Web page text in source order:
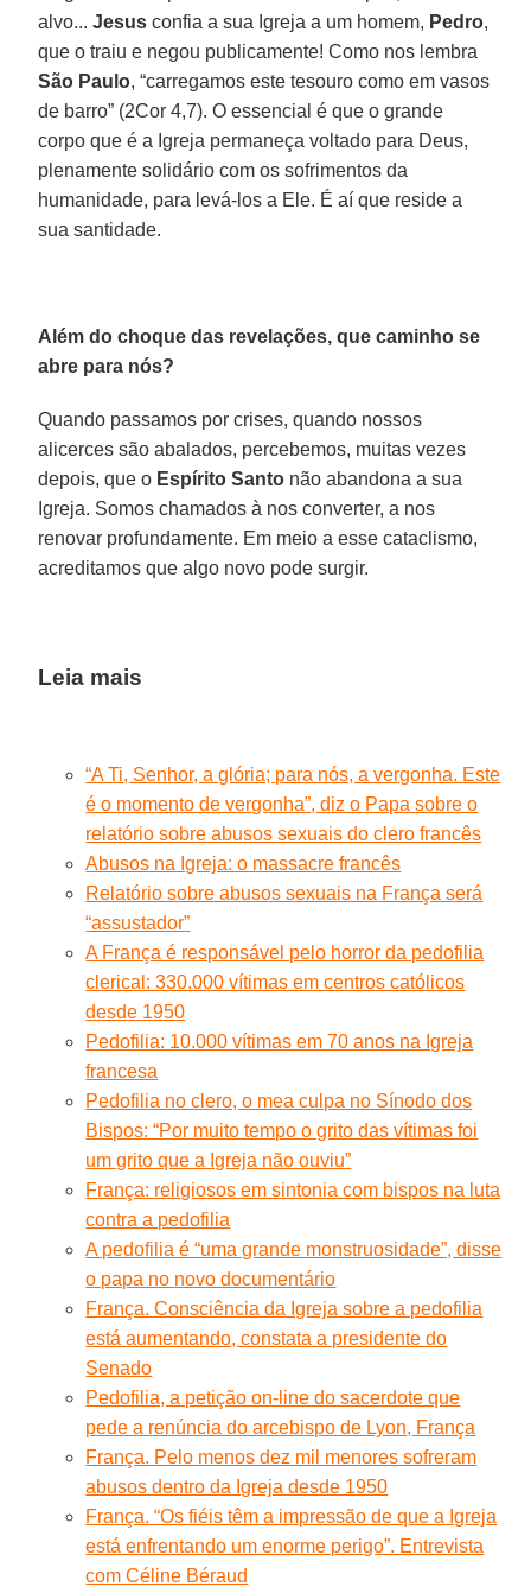
alvo...Jesus confia a sua Igreja a um homem, Pedro,
que o traiu e negou publicamente! Como nos lembra
São Paulo, “carregamos este tesouro como em vasos
de barro” (2Cor 4,7). O essencial é que o grande
corpo que é a Igreja permaneça voltado para Deus,
plenamente solidário com os sofrimentos da
humanidade, para levá-los a Ele. É aí que reside a
sua santidade.
Além do choque das revelações, que caminho se
abre para nós?
Quando passamos por crises, quando nossos
alicerces são abalados, percebemos, muitas vezes
depois, que o Espírito Santo não abandona a sua
Igreja. Somos chamados à nos converter, a nos
renovar profundamente. Em meio a esse cataclismo,
acreditamos que algo novo pode surgir.
Leia mais
“A Ti, Senhor, a glória; para nós, a vergonha. Este
é o momento de vergonha”, diz o Papa sobre o
relatório sobre abusos sexuais do clero francês
Abusos na Igreja: o massacre francês
Relatório sobre abusos sexuais na França será
“assustador”
A França é responsável pelo horror da pedofilia
clerical: 330.000 vítimas em centros católicos
desde 1950
Pedofilia: 10.000 vítimas em 70 anos na Igreja
francesa
Pedofilia no clero, o mea culpa no Sínodo dos
Bispos: “Por muito tempo o grito das vítimas foi
um grito que a Igreja não ouviu”
França: religiosos em sintonia com bispos na luta
contra a pedofilia
A pedofilia é “uma grande monstruosidade”, disse
o papa no novo documentário
França. Consciência da Igreja sobre a pedofilia
está aumentando, constata a presidente do
Senado
Pedofilia, a petição on-line do sacerdote que
pede a renúncia do arcebispo de Lyon, França
França. Pelo menos dez mil menores sofreram
abusos dentro da Igreja desde 1950
França. “Os fiéis têm a impressão de que a Igreja
está enfrentando um enorme perigo”. Entrevista
com Céline Béraud